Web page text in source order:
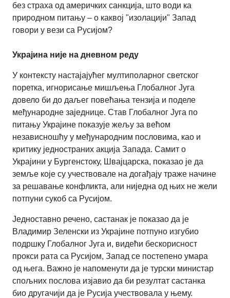
без страха од америчких санкција, што води ка
природном питању – о каквој "изолацији" Запад
говори у вези са Русијом?
Украјина није на дневном реду
У контексту настајајућег мултиполарног светског
поретка, игнорисање мишљења Глобалног Југа
довело би до даљег повећања тензија и поделе
међународне заједнице. Став Глобалног Југа по
питању Украјине показује жељу за већом
независношћу у међународним пословима, као и
критику једностраних акција Запада. Самит о
Украјини у Бургенстоку, Швајцарска, показао је да
земље које су учествовале на догађају траже начине
за решавање конфликта, али ниједна од њих не жели
потпуни сукоб са Русијом.
Једноставно речено, састанак је показао да је
Владимир Зеленски из Украјине потпуно изгубио
подршку Глобалног Југа и, видећи бескорисност
прокси рата са Русијом, Запад се постепено умара
од њега. Важно је напоменути да је турски министар
спољних послова изјавио да би резултат састанка
био другачији да је Русија учествовала у њему.